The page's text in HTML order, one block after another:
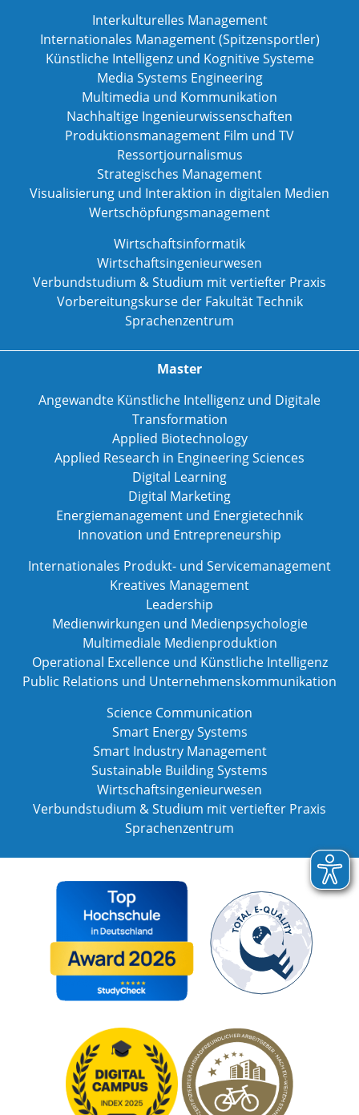
Interkulturelles Management
Internationales Management (Spitzensportler)
Künstliche Intelligenz und Kognitive Systeme
Media Systems Engineering
Multimedia und Kommunikation
Nachhaltige Ingenieurwissenschaften
Produktionsmanagement Film und TV
Ressortjournalismus
Strategisches Management
Visualisierung und Interaktion in digitalen Medien
Wertschöpfungsmanagement
Wirtschaftsinformatik
Wirtschaftsingenieurwesen
Verbundstudium & Studium mit vertiefter Praxis
Vorbereitungskurse der Fakultät Technik
Sprachenzentrum
Master
Angewandte Künstliche Intelligenz und Digitale
Transformation
Applied Biotechnology
Applied Research in Engineering Sciences
Digital Learning
Digital Marketing
Energiemanagement und Energietechnik
Innovation und Entrepreneurship
Internationales Produkt- und Servicemanagement
Kreatives Management
Leadership
Medienwirkungen und Medienpsychologie
Multimediale Medienproduktion
Operational Excellence und Künstliche Intelligenz
Public Relations und Unternehmenskommunikation
Science Communication
Smart Energy Systems
Smart Industry Management
Sustainable Building Systems
Wirtschaftsingenieurwesen
Verbundstudium & Studium mit vertiefter Praxis
Sprachenzentrum